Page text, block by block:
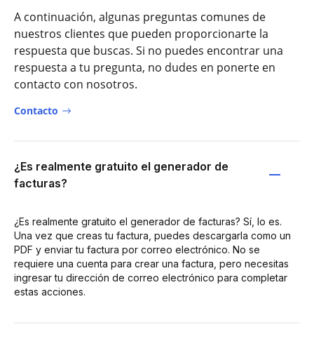
A continuación, algunas preguntas comunes de
nuestros clientes que pueden proporcionarte la
respuesta que buscas. Si no puedes encontrar una
respuesta a tu pregunta, no dudes en ponerte en
contacto con nosotros.
Contacto
¿Es realmente gratuito el generador de
facturas?
¿Es realmente gratuito el generador de facturas? Sí, lo es.
Una vez que creas tu factura, puedes descargarla como un
PDF y enviar tu factura por correo electrónico. No se
requiere una cuenta para crear una factura, pero necesitas
ingresar tu dirección de correo electrónico para completar
estas acciones.